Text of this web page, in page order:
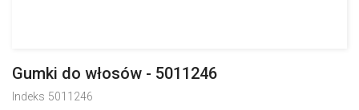
Gumki do włosów - 5011246
Indeks 5011246